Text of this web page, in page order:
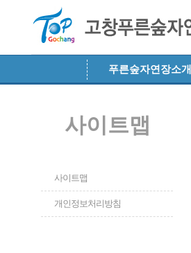
푸른숲자연장소개
사이트맵
사이트맵
개인정보처리방침